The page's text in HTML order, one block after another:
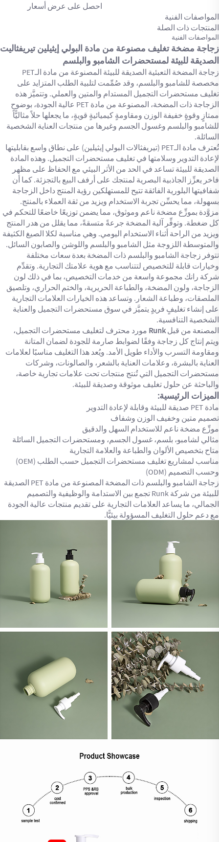
احصل على عرض أسعار
المواصفات الفنية
المنتجات ذات الصلة
المواصفات الفنية
زجاجة مضخة تغليف مصنوعة من مادة البولي إيثيلين تيريفثاليت
الصديقة للبيئة لمستحضرات الشامبو والبلسم
زجاجة المضخة التعبئية الصديقة للبيئة المصنوعة من مادة الـPET
مخصصة للشامبو والبلسم، وقد صُمِّمت لتلبية الطلب المتزايد على
تغليف مستحضرات التجميل المستدام والمتين والعملي. وتتميَّز هذه
الزجاجة ذات المضخة، المصنوعة من مادة PET عالية الجودة، بوضوحٍ
ممتازٍ وقوةٍ خفيفة الوزن ومقاومةٍ كيميائيةٍ قويةٍ، ما يجعلها حلاً مثاليًّا
للشامبو والبلسم وغسول الجسم وغيرها من منتجات العناية الشخصية
السائلة.
تُعترف مادة الـPET (تيريفثالات البولي إيثيلين) على نطاق واسع بقابليتها
لإعادة التدوير وسلامتها في تغليف مستحضرات التجميل. وهذه المادة
الصديقة للبيئة تساعد في الحد من الأثر البيئي مع الحفاظ على مظهر
فاخر يعزِّز الجاذبية البصرية لمنتجك على أرفف البيع بالتجزئة. كما أن
شفافيتها البلورية الفائقة تتيح للمستهلكين رؤية المنتج داخل الزجاجة
بسهولة، مما يحسِّن تجربة الاستخدام ويزيد من ثقة العملاء بالمنتج.
مزوَّدة بموزِّع مضخة ناعم وموثوق، مما يضمن توزيعًا خاضعًا للتحكم في
كل ضغطة. وتوفِّر آلية المضخة جرعةً متسقةً، مما يقلل من هدر المنتج
ويزيد من الراحة أثناء الاستخدام اليومي. وهي مناسبة لكلا الصيغ الكثيفة
والمتوسطة اللزوجة مثل الشامبو والبلسم واللوشن والصابون السائل.
تتوفر زجاجة الشامبو والبلسم ذات المضخة بعدة سعات مختلفة
وخيارات قابلة للتخصيص لتتناسب مع هوية علامتك التجارية. وتقدِّم
شركة رانك مجموعة واسعة من خدمات التخصيص، بما في ذلك لون
الزجاجة، ولون المضخة، والطباعة الحريرية، والختم الحراري، وتلصيق
الملصقات، وطباعة الشعار. وتساعد هذه الخيارات العلامات التجارية
على إنشاء تغليفٍ فريدٍ يتميَّز في سوق مستحضرات التجميل والعناية
الشخصية التنافسية.
المصنعة من قبل Runk مورد محترف لتغليف مستحضرات التجميل،
ويتم إنتاج كل زجاجة وفقًا لضوابط صارمة للجودة لضمان المتانة
ومقاومة التسرب والأداء طويل الأمد. ويُعد هذا التغليف مناسبًا لعلامات
العناية بالبشرة، وعلامات العناية بالشعر، والصالونات، وشركات
مستحضرات التجميل التي تُنتج منتجات تحت علامات تجارية خاصة،
والباحثة عن حلول تغليف موثوقة وصديقة للبيئة.
الميزات الرئيسية:
مادة PET صديقة للبيئة وقابلة لإعادة التدوير
تصميم متين وخفيف الوزن وشفاف
موزِّع مضخة ناعم للاستخدام السهل والدقيق
مثالي لشامبو، بلسم، غسول الجسم، ومستحضرات التجميل السائلة
متاح بتخصيص الألوان والطباعة والعلامة التجارية
مناسب لمشاريع تغليف مستحضرات التجميل حسب الطلب (OEM)
وحسب التصميم (ODM)
زجاجة الشامبو والبلسم ذات المضخة المصنوعة من مادة PET الصديقة
للبيئة من شركة Runk تجمع بين الاستدامة والوظيفية والتصميم
الجمالي، ما يساعد العلامات التجارية على تقديم منتجات عالية الجودة
مع دعم حلول التغليف المسؤولة بيئيًّا.